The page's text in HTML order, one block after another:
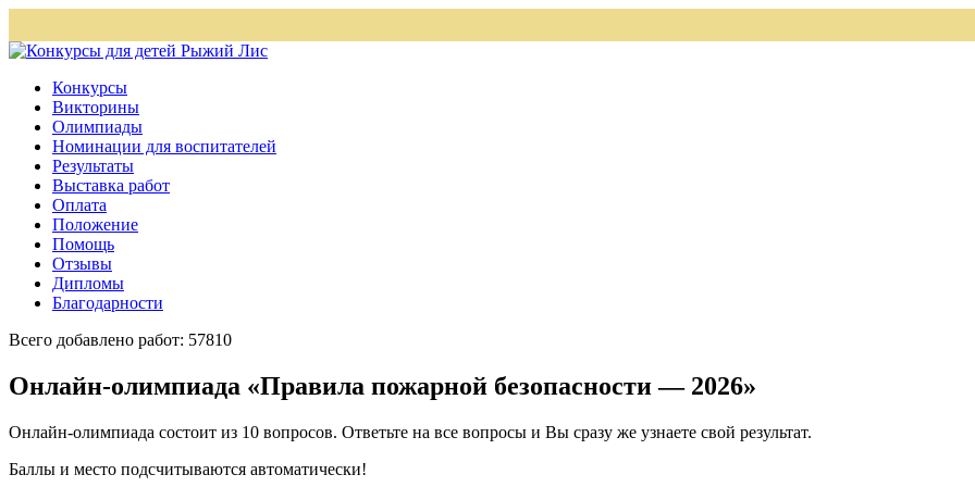
Конкурсы
Викторины
Олимпиады
Номинации для воспитателей
Результаты
Выставка работ
Оплата
Положение
Помощь
Отзывы
Дипломы
Благодарности
Всего добавлено работ: 57810
Онлайн-олимпиада «Правила пожарной безопасности — 2026»
Онлайн-олимпиада состоит из 10 вопросов. Ответьте на все вопросы и Вы сразу же узнаете свой результат.
Баллы и место подсчитываются автоматически!